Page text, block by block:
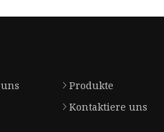
Produkte
Kontaktiere uns